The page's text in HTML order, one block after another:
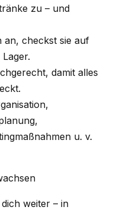
zu – und
an, checkst sie auf
damit alles
u. v.
weiter – in